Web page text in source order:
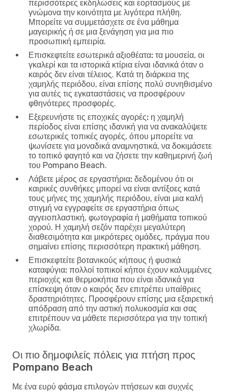
περισσότερες εκδηλώσεις και εορτασμούς με
γνώμονα την κοινότητα με λιγότερα πλήθη.
Μπορείτε να συμμετάσχετε σε ένα μάθημα
μαγειρικής ή σε μια ξενάγηση για μια πιο
προσωπική εμπειρία.
Επισκεφτείτε εσωτερικά αξιοθέατα: τα μουσεία, οι
γκαλερί και τα ιστορικά κτίρια είναι ιδανικά όταν ο
καιρός δεν είναι τέλειος. Κατά τη διάρκεια της
χαμηλής περιόδου, είναι επίσης πολύ συνηθισμένο
για αυτές τις εγκαταστάσεις να προσφέρουν
φθηνότερες προσφορές.
Εξερευνήστε τις εποχικές αγορές: η χαμηλή
περίοδος είναι επίσης ιδανική για να ανακαλύψετε
εσωτερικές τοπικές αγορές, όπου μπορείτε να
ψωνίσετε για μοναδικά αναμνηστικά, να δοκιμάσετε
το τοπικό φαγητό και να ζήσετε την καθημερινή ζωή
του Pompano Beach.
Λάβετε μέρος σε εργαστήρια: δεδομένου ότι οι
καιρικές συνθήκες μπορεί να είναι αντίξοες κατά
τους μήνες της χαμηλής περιόδου, είναι μια καλή
στιγμή να εγγραφείτε σε εργαστήρια όπως
αγγειοπλαστική, φωτογραφία ή μαθήματα τοπικού
χορού. Η χαμηλή σεζόν παρέχει μεγαλύτερη
διαθεσιμότητα και μικρότερες ομάδες, πράγμα που
σημαίνει επίσης περισσότερη πρακτική μάθηση.
Επισκεφτείτε βοτανικούς κήπους ή φυσικά
καταφύγια: πολλοί τοπικοί κήποι έχουν καλυμμένες
περιοχές και θερμοκήπια που είναι ιδανικά για
επίσκεψη όταν ο καιρός δεν επιτρέπει υπαίθριες
δραστηριότητες. Προσφέρουν επίσης μια εξαιρετική
απόδραση από την αστική πολυκοσμία και σας
επιτρέπουν να μάθετε περισσότερα για την τοπική
χλωρίδα.
Οι πιο δημοφιλείς πόλεις για πτήση προς
Pompano Beach
Με ένα ευρύ φάσμα επιλογών πτήσεων και συχνές